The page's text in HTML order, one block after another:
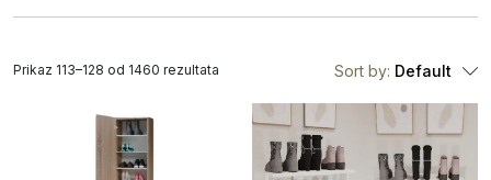
Sort by: Default
Prikaz 113–128 od 1460 rezultata